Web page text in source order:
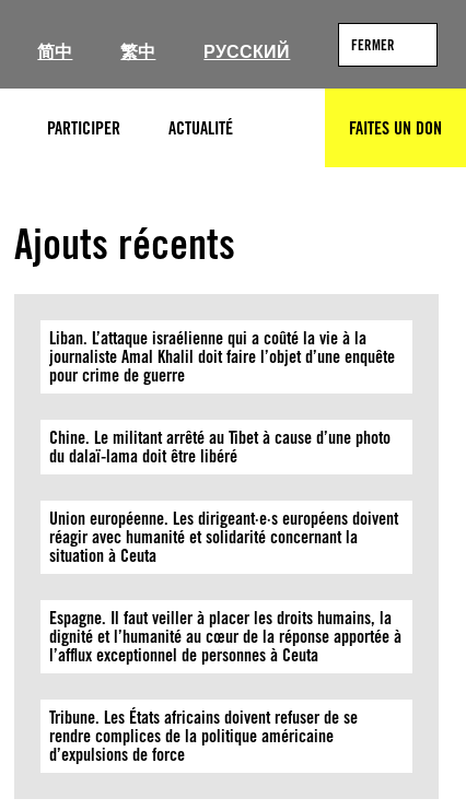
简中 繁中 РУССКИЙ FERMER
PARTICIPER ACTUALITÉ RECHERCHERFAITES UN DON
Ajouts récents
Liban. L’attaque israélienne qui a coûté la vie à la
journaliste Amal Khalil doit faire l’objet d’une enquête
pour crime de guerre
Chine. Le militant arrêté au Tibet à cause d’une photo
du dalaï-lama doit être libéré
Union européenne. Les dirigeant·e·s européens doivent
réagir avec humanité et solidarité concernant la
situation à Ceuta
Espagne. Il faut veiller à placer les droits humains, la
dignité et l’humanité au cœur de la réponse apportée à
l’afflux exceptionnel de personnes à Ceuta
Tribune. Les États africains doivent refuser de se
rendre complices de la politique américaine
d’expulsions de force